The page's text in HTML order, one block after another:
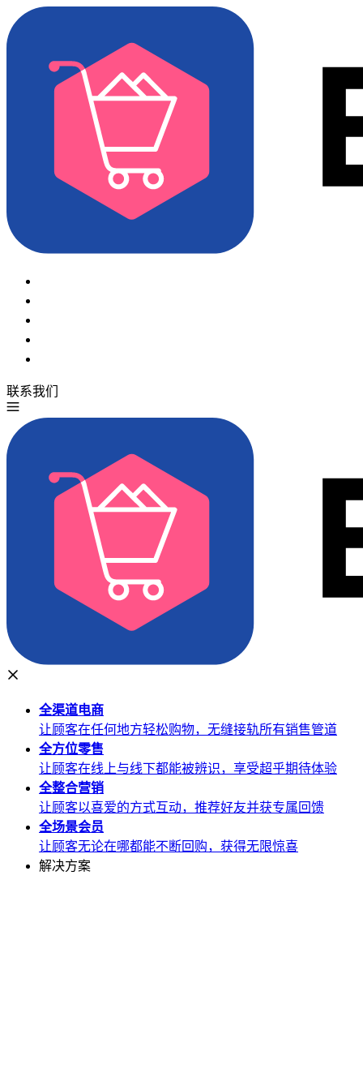
联系我们
全渠道电商
让顾客在任何地方轻松购物，无缝接轨所有销售管道
全方位零售
让顾客在线上与线下都能被辨识，享受超乎期待体验
全整合营销
让顾客以喜爱的方式互动，推荐好友并获专属回馈
全场景会员
让顾客无论在哪都能不断回购，获得无限惊喜
解决方案